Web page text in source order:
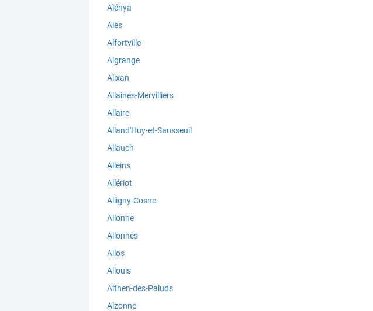
Alénya
Alès
Alfortville
Algrange
Alixan
Allaines-Mervilliers
Allaire
Alland'Huy-et-Sausseuil
Allauch
Alleins
Allériot
Alligny-Cosne
Allonne
Allonnes
Allos
Allouis
Althen-des-Paluds
Alzonne